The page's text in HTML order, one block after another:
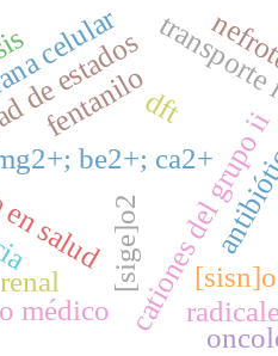
cationes del grupo ii
be2+; ca2+
[sige]o2
estados
celular
salud
dft
fentanilo
médico